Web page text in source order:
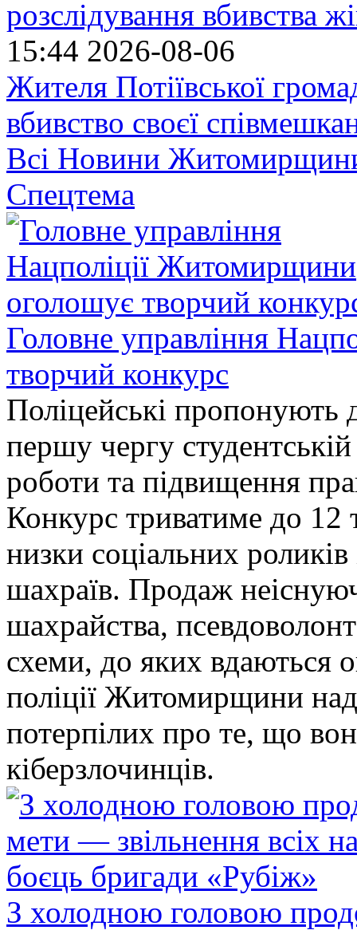
розслідування вбивства
15:44 2026-08-06
Жителя Потіївської
вбивство своєї
Всі Новини
Спецтема
Головне управління
творчий конкурс
Поліцейські пропонують
першу чергу
роботи та підвищення
Конкурс триватиме до 12
низки соціальних
шахраїв. Продаж
шахрайства,
схеми, до яких
поліції Житомирщини
потерпілих про те, що
кіберзлочинців.
З холодною головою